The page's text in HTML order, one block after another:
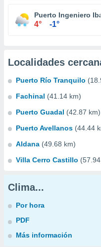
Puerto Ingeniero
4° -1°
Localidades
Puerto Río Tranquilo
Fachinal (41.14 km)
Puerto Guadal (42.87 km)
Puerto Avellanos (44.44
Aldana (49.68 km)
Villa Cerro Castillo
Clima...
Por hora
PDF
Más información